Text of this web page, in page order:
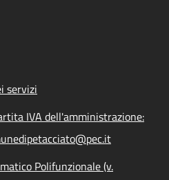
servizi
IVA dell'amministrazione:
Polifunzionale (v.